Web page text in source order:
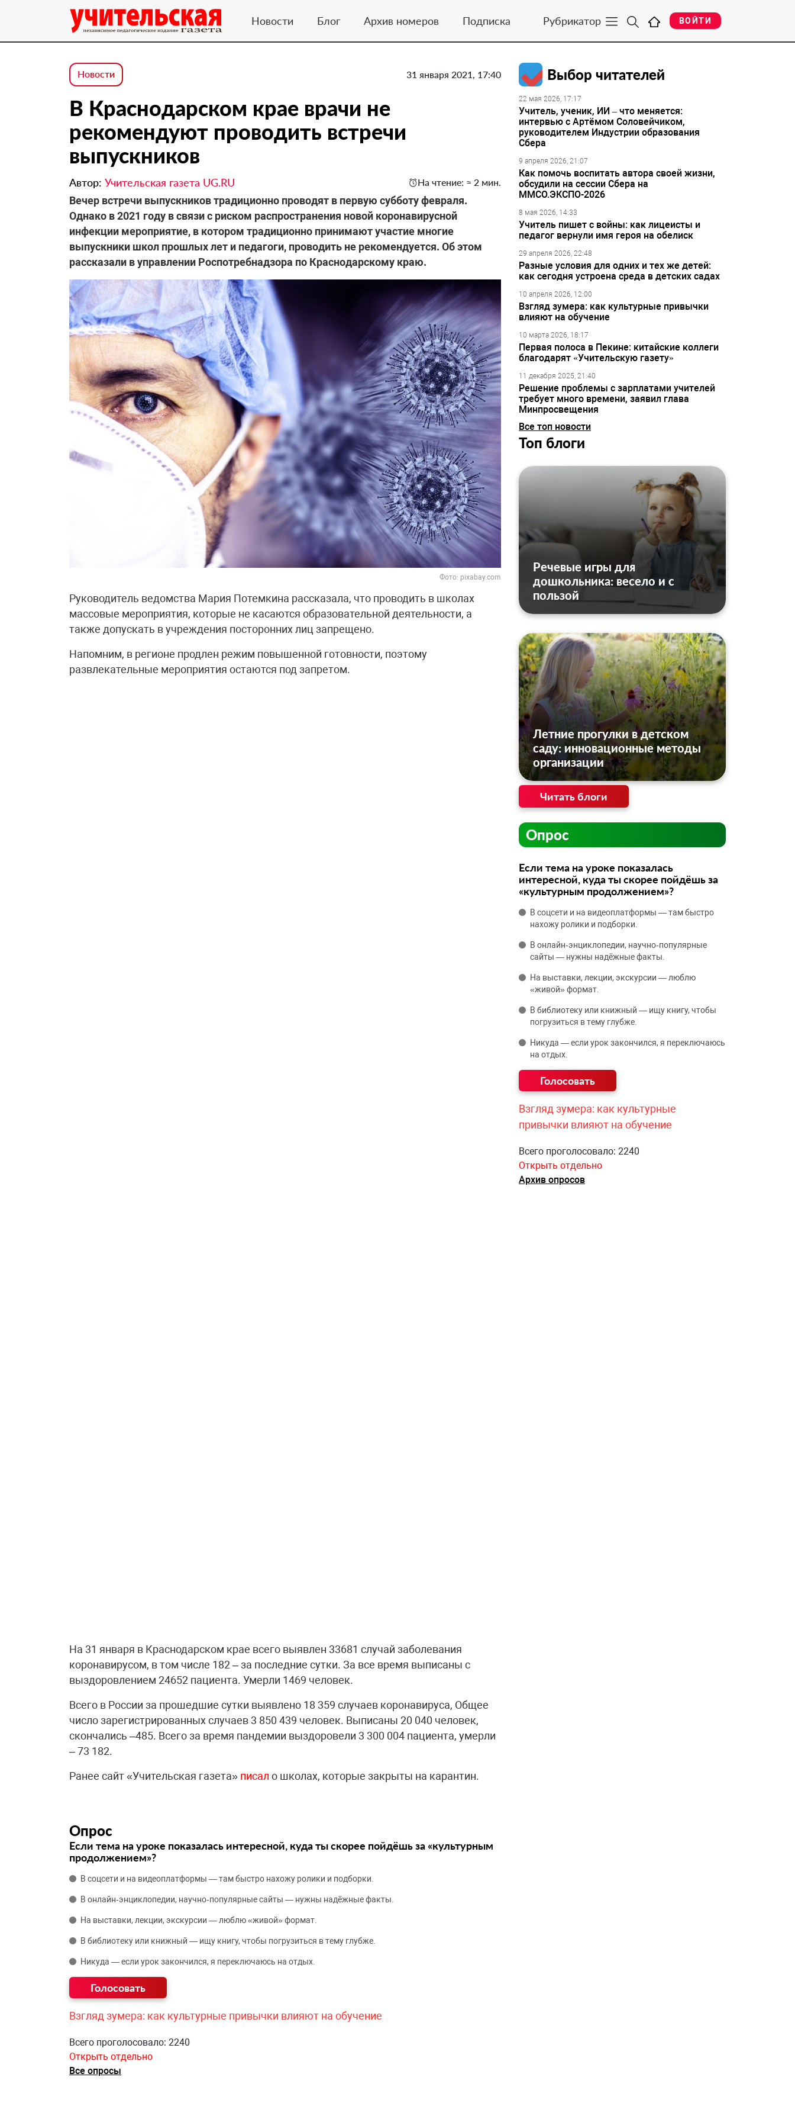
Новости Блог Архив номеров Подписка Рубрикатор ВОЙТИ
Новости 31 января 2021, 17:40
В Краснодарском крае врачи не
рекомендуют проводить встречи
выпускников
Автор: Учительская газета UG.RU На чтение: ≈ 2 мин.
Вечер встречи выпускников традиционно проводят в первую субботу февраля.
Однако в 2021 году в связи с риском распространения новой коронавирусной
инфекции мероприятие, в котором традиционно принимают участие многие
выпускники школ прошлых лет и педагоги, проводить не рекомендуется. Об этом
рассказали в управлении Роспотребнадзора по Краснодарскому краю.
Фото: pixabay.com
Руководитель ведомства Мария Потемкина рассказала, что проводить в школах
массовые мероприятия, которые не касаются образовательной деятельности, а
также допускать в учреждения посторонних лиц запрещено.
Напомним, в регионе продлен режим повышенной готовности, поэтому
развлекательные мероприятия остаются под запретом.
На 31 января в Краснодарском крае всего выявлен 33681 случай заболевания
коронавирусом, в том числе 182 – за последние сутки. За все время выписаны с
выздоровлением 24652 пациента. Умерли 1469 человек.
Всего в России за прошедшие сутки выявлено 18 359 случаев коронавируса, Общее
число зарегистрированных случаев 3 850 439 человек. Выписаны 20 040 человек,
скончались –485. Всего за время пандемии выздоровели 3 300 004 пациента, умерли
– 73 182.
Ранее сайт «Учительская газета» писал о школах, которые закрыты на карантин.
Опрос
Если тема на уроке показалась интересной, куда ты скорее пойдёшь за «культурным
продолжением»?
В соцсети и на видеоплатформы — там быстро нахожу ролики и подборки.
В онлайн‑энциклопедии, научно‑популярные сайты — нужны надёжные факты.
На выставки, лекции, экскурсии — люблю «живой» формат.
В библиотеку или книжный — ищу книгу, чтобы погрузиться в тему глубже.
Никуда — если урок закончился, я переключаюсь на отдых.
Взгляд зумера: как культурные привычки влияют на обучение
Всего проголосовало: 2240
Открыть отдельно
Все опросы
Выбор читателей
22 мая 2026, 17:17
Учитель, ученик, ИИ – что меняется:
интервью с Артёмом Соловейчиком,
руководителем Индустрии образования
Сбера
9 апреля 2026, 21:07
Как помочь воспитать автора своей жизни,
обсудили на сессии Сбера на
ММСО.ЭКСПО-2026
8 мая 2026, 14:33
Учитель пишет с войны: как лицеисты и
педагог вернули имя героя на обелиск
29 апреля 2026, 22:48
Разные условия для одних и тех же детей:
как сегодня устроена среда в детских садах
10 апреля 2026, 12:00
Взгляд зумера: как культурные привычки
влияют на обучение
10 марта 2026, 18:17
Первая полоса в Пекине: китайские коллеги
благодарят «Учительскую газету»
11 декабря 2025, 21:40
Решение проблемы с зарплатами учителей
требует много времени, заявил глава
Минпросвещения
Все топ новости
Топ блоги
Речевые игры для
дошкольника: весело и с
пользой
Летние прогулки в детском
саду: инновационные методы
организации
Читать блоги
Опрос
Если тема на уроке показалась
интересной, куда ты скорее пойдёшь за
«культурным продолжением»?
В соцсети и на видеоплатформы — там быстро
нахожу ролики и подборки.
В онлайн‑энциклопедии, научно‑популярные
сайты — нужны надёжные факты.
На выставки, лекции, экскурсии — люблю
«живой» формат.
В библиотеку или книжный — ищу книгу, чтобы
погрузиться в тему глубже.
Никуда — если урок закончился, я переключаюсь
на отдых.
Взгляд зумера: как культурные
привычки влияют на обучение
Всего проголосовало: 2240
Открыть отдельно
Архив опросов